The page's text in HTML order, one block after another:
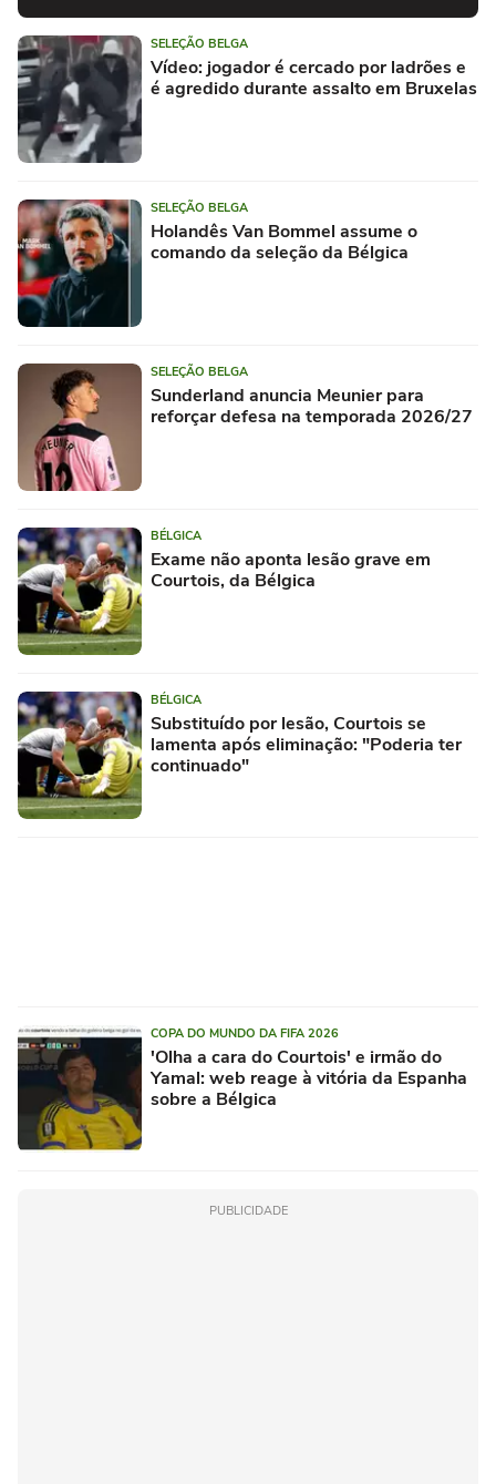
SELEÇÃO BELGA
Vídeo: jogador é cercado por ladrões e
é agredido durante assalto em Bruxelas
SELEÇÃO BELGA
Holandês Van Bommel assume o
comando da seleção da Bélgica
SELEÇÃO BELGA
Sunderland anuncia Meunier para
reforçar defesa na temporada 2026/27
BÉLGICA
Exame não aponta lesão grave em
Courtois, da Bélgica
BÉLGICA
Substituído por lesão, Courtois se
lamenta após eliminação: "Poderia ter
continuado"
COPA DO MUNDO DA FIFA 2026
'Olha a cara do Courtois' e irmão do
Yamal: web reage à vitória da Espanha
sobre a Bélgica
PUBLICIDADE